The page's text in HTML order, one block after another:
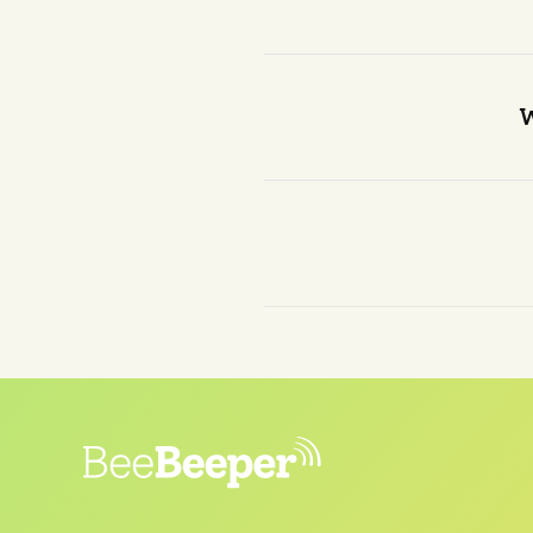
voor hem zou maken.